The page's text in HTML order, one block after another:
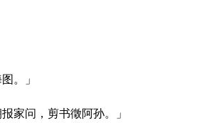
。」
家问，剪书徵阿孙。」